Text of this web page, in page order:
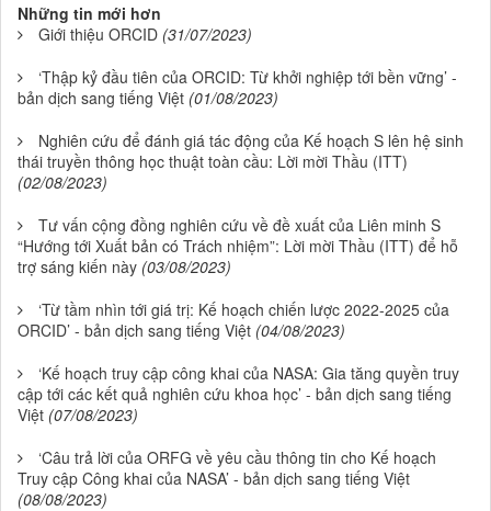
Những tin mới hơn
Giới thiệu ORCID (31/07/2023)
‘Thập kỷ đầu tiên của ORCID: Từ khởi nghiệp tới bền vững’ -
bản dịch sang tiếng Việt (01/08/2023)
Nghiên cứu để đánh giá tác động của Kế hoạch S lên hệ sinh
thái truyền thông học thuật toàn cầu: Lời mời Thầu (ITT)
(02/08/2023)
Tư vấn cộng đồng nghiên cứu về đề xuất của Liên minh S
“Hướng tới Xuất bản có Trách nhiệm”: Lời mời Thầu (ITT) để hỗ
trợ sáng kiến này (03/08/2023)
‘Từ tầm nhìn tới giá trị: Kế hoạch chiến lược 2022-2025 của
ORCID’ - bản dịch sang tiếng Việt (04/08/2023)
‘Kế hoạch truy cập công khai của NASA: Gia tăng quyền truy
cập tới các kết quả nghiên cứu khoa học’ - bản dịch sang tiếng
Việt (07/08/2023)
‘Câu trả lời của ORFG về yêu cầu thông tin cho Kế hoạch
Truy cập Công khai của NASA’ - bản dịch sang tiếng Việt
(08/08/2023)